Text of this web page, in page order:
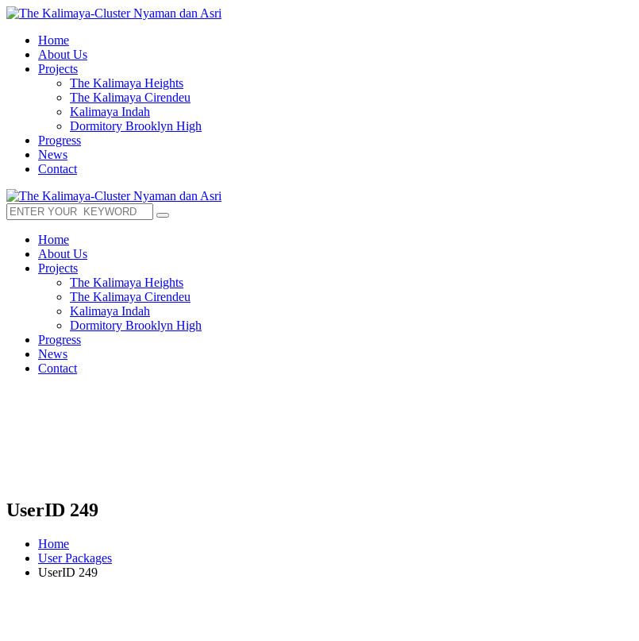
Home
About Us
Projects
The Kalimaya Heights
The Kalimaya Cirendeu
Kalimaya Indah
Dormitory Brooklyn High
Progress
News
Contact
Home
About Us
Projects
The Kalimaya Heights
The Kalimaya Cirendeu
Kalimaya Indah
Dormitory Brooklyn High
Progress
News
Contact
UserID 249
Home
User Packages
UserID 249